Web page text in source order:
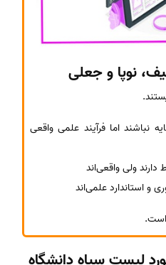
نوپا و جعلی
نباشند اما فرآیند علمی واقعی
ولی واقعی‌اند
و استاندارد علمی‌اند
لیست سیاه دانشگاه